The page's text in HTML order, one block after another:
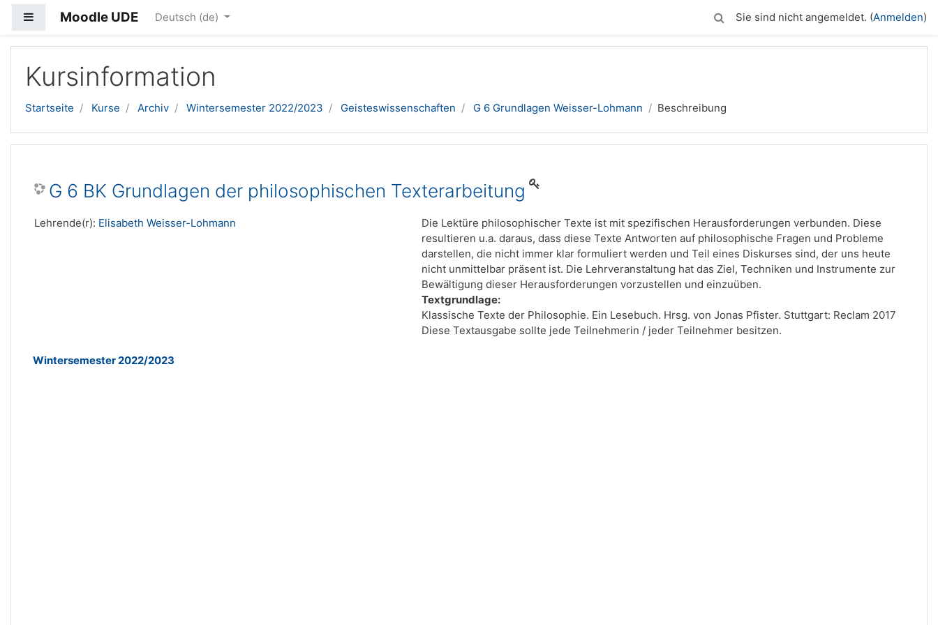
Website-Übersicht
Moodle UDE Deutsch ‎(de)‎ Sie sind nicht angemeldet. (Anmelden)
Kursinformation
Startseite Kurse Archiv Wintersemester 2022/2023 Geisteswissenschaften G 6 Grundlagen Weisser-Lohmann Beschreibung
G 6 BK Grundlagen der philosophischen Texterarbeitung
Die Lektüre philosophischer Texte ist mit spezifischen Herausforderungen verbunden. Diese
resultieren u.a. daraus, dass diese Texte Antworten auf philosophische Fragen und Probleme
darstellen, die nicht immer klar formuliert werden und Teil eines Diskurses sind, der uns heute
nicht unmittelbar präsent ist. Die Lehrveranstaltung hat das Ziel, Techniken und Instrumente zur
Bewältigung dieser Herausforderungen vorzustellen und einzuüben.
Textgrundlage:
Klassische Texte der Philosophie. Ein Lesebuch. Hrsg. von Jonas Pfister. Stuttgart: Reclam 2017
Diese Textausgabe sollte jede Teilnehmerin / jeder Teilnehmer besitzen.
Lehrende(r): Elisabeth Weisser-Lohmann
Wintersemester 2022/2023